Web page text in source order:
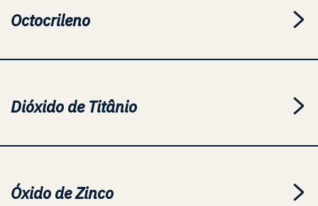
Octocrileno
Dióxido de Titânio
Óxido de Zinco